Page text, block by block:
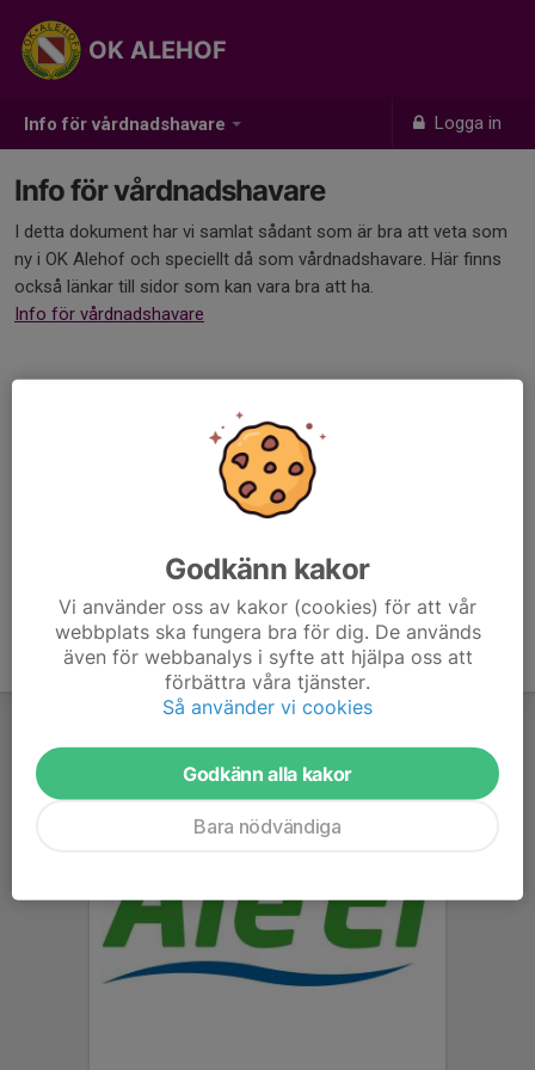
Info för vårdnadshavare Logga in
OK ALEHOF
Info för vårdnadshavare
I detta dokument har vi samlat sådant som är bra att veta som
ny i OK Alehof och speciellt då som vårdnadshavare. Här finns
också länkar till sidor som kan vara bra att ha.
Info för vårdnadshavare
Godkänn kakor
Vi använder oss av kakor (cookies) för att vår
webbplats ska fungera bra för dig. De används
även för webbanalys i syfte att hjälpa oss att
förbättra våra tjänster.
Så använder vi cookies
Godkänn alla kakor
Bara nödvändiga